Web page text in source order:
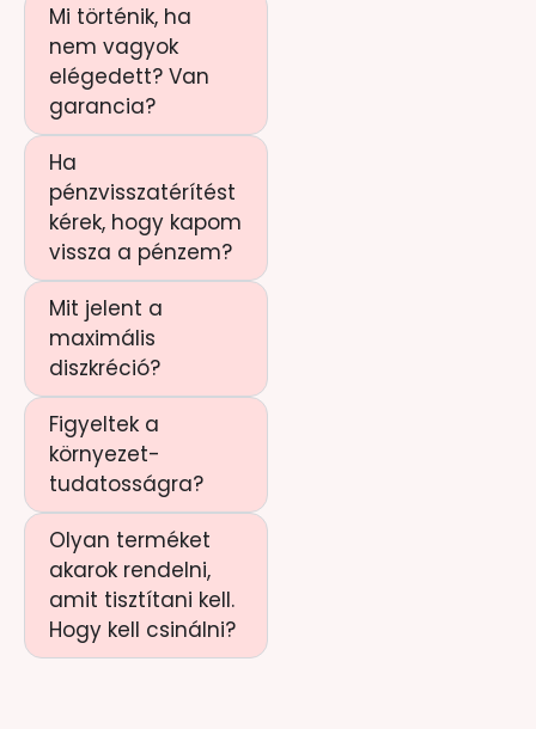
Mi történik, ha
nem vagyok
elégedett? Van
garancia?
Ha
pénzvisszatérítést
kérek, hogy kapom
vissza a pénzem?
Mit jelent a
maximális
diszkréció?
Figyeltek a
környezet-
tudatosságra?
Olyan terméket
akarok rendelni,
amit tisztítani kell.
Hogy kell csinálni?